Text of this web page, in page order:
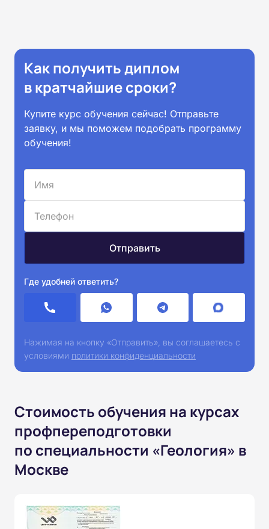
Как получить диплом
в кратчайшие сроки?
Купите курс обучения сейчас! Отправьте
заявку, и мы поможем подобрать программу
обучения!
Где удобней ответить?
Нажимая на кнопку «Отправить», вы соглашаетесь с
условиями политики конфиденциальности
Стоимость обучения на курсах
профпереподготовки
по специальности «Геология» в
Москве